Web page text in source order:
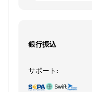
銀行振込
サポート: